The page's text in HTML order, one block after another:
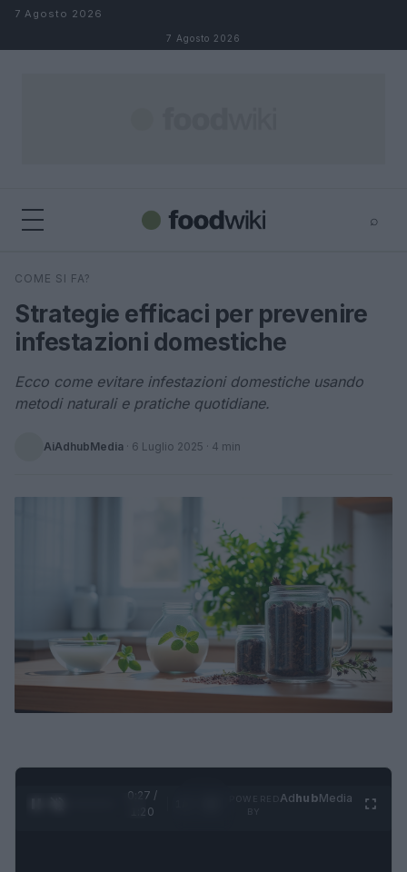
Salta al contenuto
7 Agosto 2026
7 Agosto 2026
⌕
Cerca
COME SI FA?
Strategie efficaci per prevenire
infestazioni domestiche
Ecco come evitare infestazioni domestiche usando
metodi naturali e pratiche quotidiane.
AiAdhubMedia · 6 Luglio 2025 · 4 min
0:28 /
1:20
AdhubMedia